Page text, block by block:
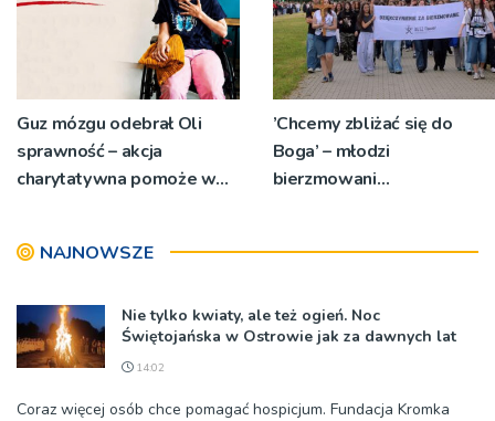
Guz mózgu odebrał Oli
sprawność – akcja
charytatywna pomoże w
’Chcemy zbliżać się do
Boga’ – młodzi
bierzmowani
NAJNOWSZE
Nie tylko kwiaty, ale też ogień. Noc
Świętojańska w Ostrowie jak za dawnych lat
14:02
Coraz więcej osób chce pomagać hospicjum. Fundacja Kromka